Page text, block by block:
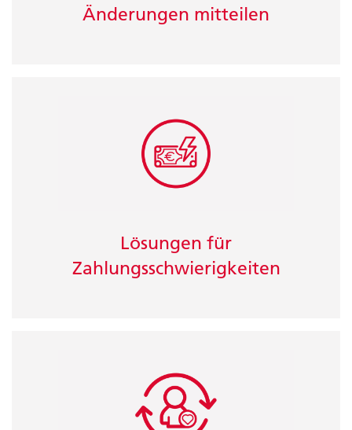
Änderungen mitteilen
Lösungen für
Zahlungsschwierigkeiten